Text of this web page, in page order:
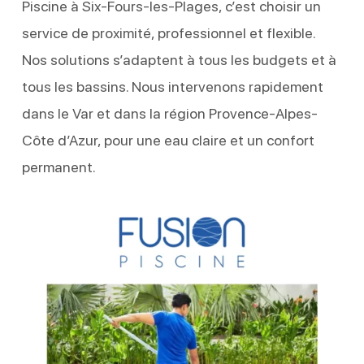
Piscine à Six-Fours-les-Plages, c’est choisir un
service de proximité, professionnel et flexible.
Nos solutions s’adaptent à tous les budgets et à
tous les bassins. Nous intervenons rapidement
dans le Var et dans la région Provence-Alpes-
Côte d’Azur, pour une eau claire et un confort
permanent.